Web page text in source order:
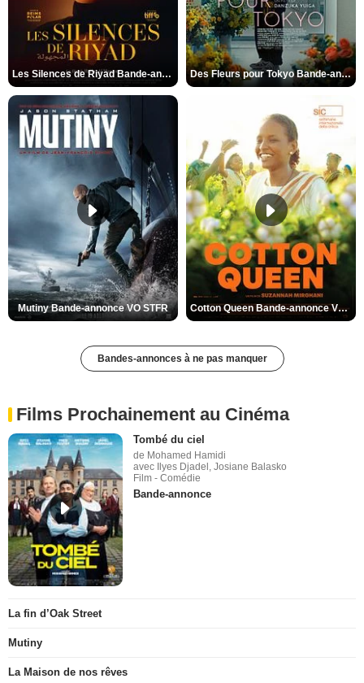
Les Silences de Riyad Bande-annonce VO STFR Des Fleurs pour Tokyo Bande-annonce VO STFR
Mutiny Bande-annonce VO STFR Cotton Queen Bande-annonce VO STFR
Bandes-annonces à ne pas manquer
Films Prochainement au Cinéma
Tombé du ciel
de Mohamed Hamidi
avec Ilyes Djadel, Josiane Balasko
Film - Comédie
Bande-annonce
La fin d’Oak Street
Mutiny
La Maison de nos rêves